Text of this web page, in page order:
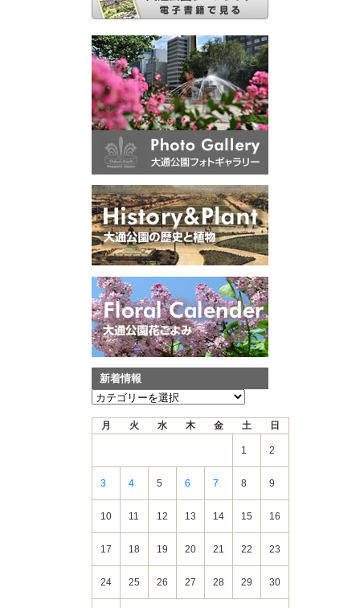
新着情報
新
月 火 水 木 金 土 日
1 2
3 4 5 6 7 8 9
10 11 12 13 14 15 16
17 18 19 20 21 22 23
24 25 26 27 28 29 30